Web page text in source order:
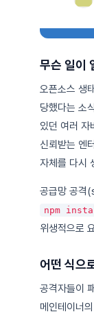
무슨 일이
오픈소스 생
당했다는 소
있던 여러 자
신뢰받는 엔
자체를 다시
공급망 공격
npm
위생적으로
어떤 식으
공격자들이
메인테이너